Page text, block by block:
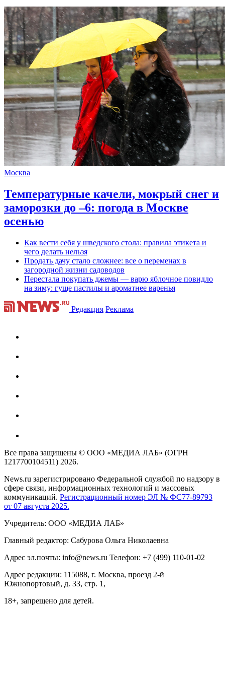
Москва
Температурные качели, мокрый снег и
заморозки до –6: погода в Москве
осенью
Как вести себя у шведского стола: правила этикета и
чего делать нельзя
Продать дачу стало сложнее: все о переменах в
загородной жизни садоводов
Перестала покупать джемы — варю яблочное повидло
на зиму: гуще пастилы и ароматнее варенья
Редакция Реклама
Все права защищены © ООО «МЕДИА ЛАБ» (ОГРН
1217700104511) 2026.
News.ru зарегистрировано Федеральной службой по надзору в
сфере связи, информационных технологий и массовых
коммуникаций. Регистрационный номер ЭЛ № ФС77-89793
от 07 августа 2025.
Учредитель: ООО «МЕДИА ЛАБ»
Главный редактор: Сабурова Ольга Николаевна
Адрес эл.почты: info@news.ru Телефон: +7 (499) 110-01-02
Адрес редакции: 115088, г. Москва, проезд 2-й
Южнопортовый, д. 33, стр. 1,
18+, запрещено для детей.